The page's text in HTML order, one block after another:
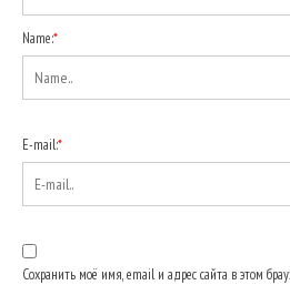
Name:*
E-mail:*
Сохранить моё имя, email и адрес сайта в этом